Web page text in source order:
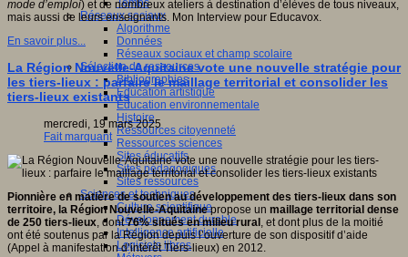
Temps
Réseaux sociaux
Algorithme
Données
Réseaux sociaux et champ scolaire
Sélection de ressources
Bibliographies
Education artistique
Education environnementale
Histoire
Ressources citoyenneté
Ressources sciences
Sites éducatifs
Sites pédagogiques
Sites ressources
Sciences et techniques
Culture scientifique
Développement durable
Intelligence artificielle
Logiciels libres
mode d’emploi) et de nombreux ateliers à destination d’élèves de tous niveaux,
mais aussi de leurs enseignants. Mon Interview pour Educavox.
En savoir plus...
La Région Nouvelle-Aquitaine vote une nouvelle stratégie pour
les tiers-lieux : parfaire le maillage territorial et consolider les
tiers-lieux existants
mercredi, 19 mars 2025
Fait marquant
Pionnière en matière de soutien au développement des tiers-lieux dans son
territoire, la Région Nouvelle-Aquitainepropose un maillage territorial dense
de 250 tiers-lieux , dont76% situés en milieu rural , et dont plus de la moitié
ont été soutenus par la Région depuis l’ouverture de son dispositif d’aide
(Appel à manifestation d’intérêt Tiers-lieux) en 2012.